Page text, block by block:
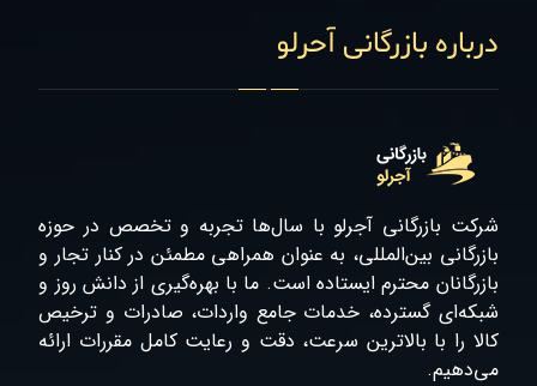
درباره بازرگانی آحرلو
شرکت بازرگانی آجرلو با سال‌ها تجربه و تخصص در حوزه
بازرگانی بین‌المللی، به عنوان همراهی مطمئن در کنار تجار و
بازرگانان محترم ایستاده است. ما با بهره‌گیری از دانش روز و
شبکه‌ای گسترده، خدمات جامع واردات، صادرات و ترخیص
کالا را با بالاترین سرعت، دقت و رعایت کامل مقررات ارائه
می‌دهیم.